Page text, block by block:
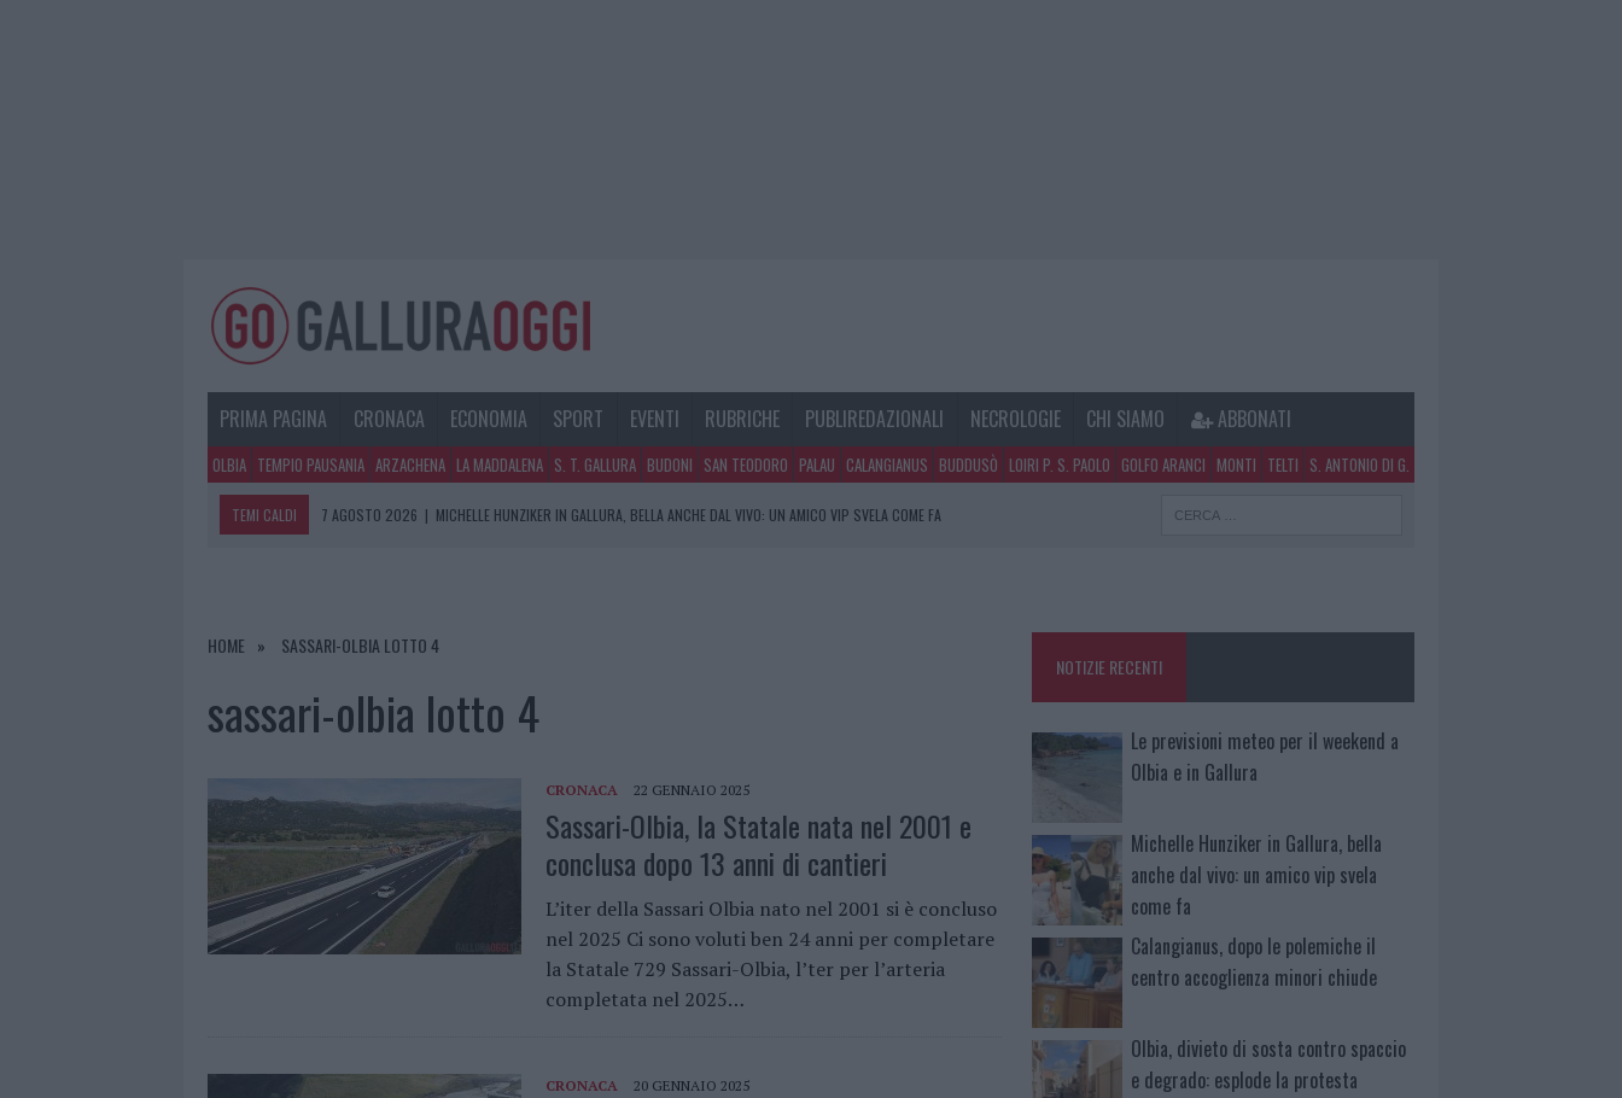
PRIMA PAGINA CRONACA ECONOMIA SPORT EVENTI RUBRICHE PUBLIREDAZIONALI NECROLOGIE CHI SIAMO ABBONATI
OLBIA TEMPIO PAUSANIA ARZACHENA LA MADDALENA S. T. GALLURA BUDONI SAN TEODORO PALAU CALANGIANUS BUDDUSÒ LOIRI P. S. PAOLO GOLFO ARANCI MONTI TELTI S. ANTONIO DI G.
TEMI CALDI 7 AGOSTO 2026 | MICHELLE HUNZIKER IN GALLURA, BELLA ANCHE DAL VIVO: UN AMICO VIP SVELA COME FA
7 AGOSTO 2026
PAUSA CAFFÈ IMPECCABILE: COME SCEGLIERE LA SOLUZIONE IDEALE PER LA CASA E L’UFFICIO
HOME SASSARI-OLBIA LOTTO 4
sassari-olbia lotto 4
CRONACA 22 GENNAIO 2025
Sassari-Olbia, la Statale nata nel 2001 e
conclusa dopo 13 anni di cantieri
L’iter della Sassari Olbia nato nel 2001 si è concluso
nel 2025 Ci sono voluti ben 24 anni per completare
la Statale 729 Sassari-Olbia, l’ter per l’arteria
completata nel 2025…
CRONACA 20 GENNAIO 2025
NOTIZIE RECENTI
Le previsioni meteo per il weekend a
Olbia e in Gallura
Michelle Hunziker in Gallura, bella
anche dal vivo: un amico vip svela
come fa
Calangianus, dopo le polemiche il
centro accoglienza minori chiude
Olbia, divieto di sosta contro spaccio
e degrado: esplode la protesta